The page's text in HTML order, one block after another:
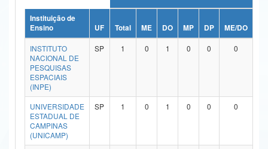
Ministério da Ciência, Tecnologia, Inovações e Comunicações
Ministério do Meio Ambiente
Ministério do Turismo
Ministério do Desenvolvimento Regional
Controladoria-Geral da União
Ministério da Mulher, da Família e dos Direitos Humanos
Instituição de
Ensino
UF Total ME DO MP DP ME/DO
INSTITUTO
NACIONAL DE
PESQUISAS
ESPACIAIS
(INPE)
SP 1 0 1 0 0 0
UNIVERSIDADE
ESTADUAL DE
CAMPINAS
(UNICAMP)
SP 1 0 1 0 0 0